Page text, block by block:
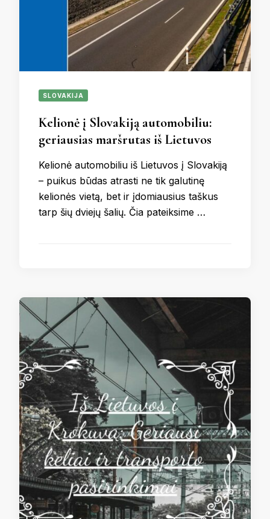
SLOVAKIJA
Kelionė į Slovakiją automobiliu:
geriausias maršrutas iš Lietuvos
Kelionė automobiliu iš Lietuvos į Slovakiją
– puikus būdas atrasti ne tik galutinę
kelionės vietą, bet ir įdomiausius taškus
tarp šių dviejų šalių. Čia pateiksime …